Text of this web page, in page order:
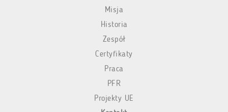
Misja
Historia
Zespół
Certyfikaty
Praca
PFR
Projekty UE